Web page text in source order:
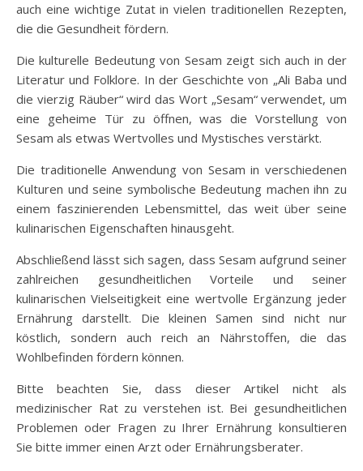
auch eine wichtige Zutat in vielen traditionellen Rezepten,
die die Gesundheit fördern.
Die kulturelle Bedeutung von Sesam zeigt sich auch in der
Literatur und Folklore. In der Geschichte von „Ali Baba und
die vierzig Räuber“ wird das Wort „Sesam“ verwendet, um
eine geheime Tür zu öffnen, was die Vorstellung von
Sesam als etwas Wertvolles und Mystisches verstärkt.
Die traditionelle Anwendung von Sesam in verschiedenen
Kulturen und seine symbolische Bedeutung machen ihn zu
einem faszinierenden Lebensmittel, das weit über seine
kulinarischen Eigenschaften hinausgeht.
Abschließend lässt sich sagen, dass Sesam aufgrund seiner
zahlreichen gesundheitlichen Vorteile und seiner
kulinarischen Vielseitigkeit eine wertvolle Ergänzung jeder
Ernährung darstellt. Die kleinen Samen sind nicht nur
köstlich, sondern auch reich an Nährstoffen, die das
Wohlbefinden fördern können.
Bitte beachten Sie, dass dieser Artikel nicht als
medizinischer Rat zu verstehen ist. Bei gesundheitlichen
Problemen oder Fragen zu Ihrer Ernährung konsultieren
Sie bitte immer einen Arzt oder Ernährungsberater.